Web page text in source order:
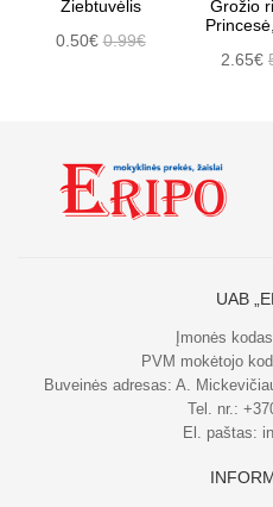
Žiebtuvėlis
0.50€0.99€
Grožio
2.65€
UAB
Įmonės
PVM mokėtojo
Buveinės adresas: A.
Tel. nr.:
El. paštas: